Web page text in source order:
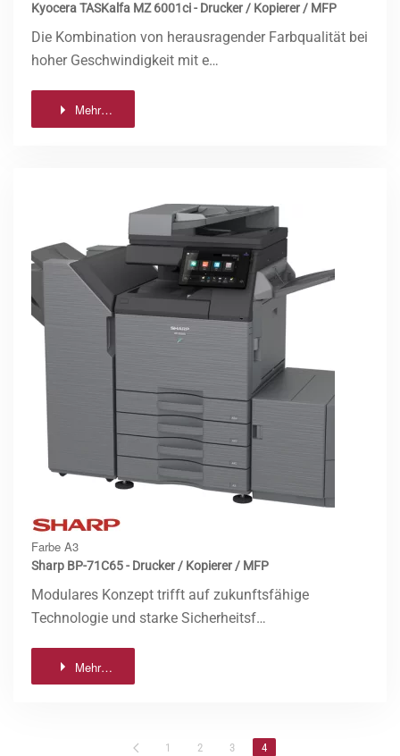
Kyocera TASKalfa MZ 6001ci - Drucker / Kopierer / MFP
Die Kombination von herausragender Farbqualität bei
hoher Geschwindigkeit mit e…
Mehr…
Farbe A3
Sharp BP-71C65 - Drucker / Kopierer / MFP
Modulares Konzept trifft auf zukunftsfähige
Technologie und starke Sicherheitsf…
Mehr…
1 2 3 4